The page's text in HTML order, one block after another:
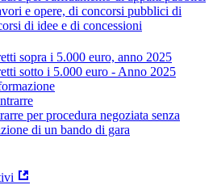
e opere, di concorsi pubblici di
di idee e di concessioni
sopra i 5.000 euro, anno 2025
sotto i 5.000 euro - Anno 2025
per procedura negoziata senza
di un bando di gara